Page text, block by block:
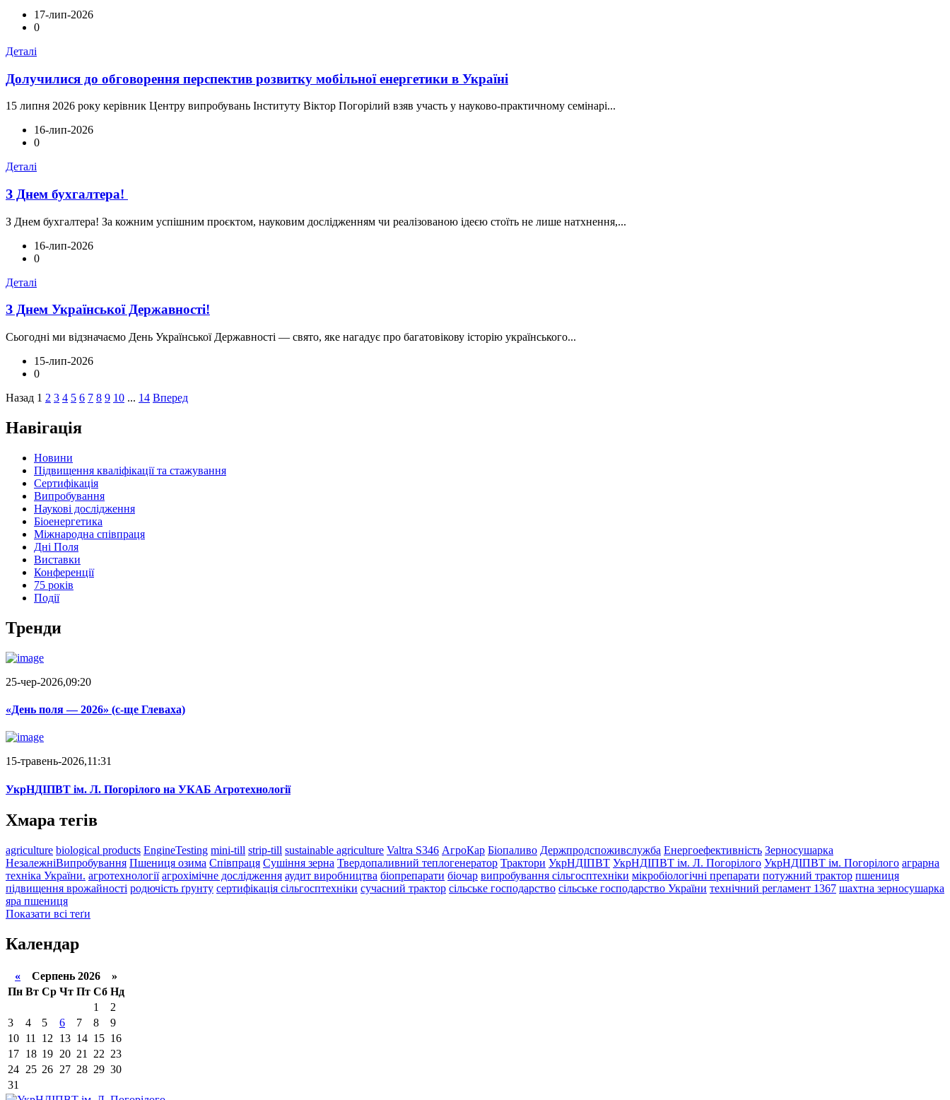
17-лип-2026
0
Деталі
Долучилися до обговорення перспектив розвитку мобільної енергетики в Україні
15 липня 2026 року керівник Центру випробувань Інституту Віктор Погорілий взяв участь у науково-практичному семінарі...
16-лип-2026
0
Деталі
З Днем бухгалтера!
З Днем бухгалтера! За кожним успішним проєктом, науковим дослідженням чи реалізованою ідеєю стоїть не лише натхнення,...
16-лип-2026
0
Деталі
З Днем Української Державності!
Сьогодні ми відзначаємо День Української Державності — свято, яке нагадує про багатовікову історію українського...
15-лип-2026
0
Назад 1 2 3 4 5 6 7 8 9 10 ... 14 Вперед
Навігація
Новини
Підвищення кваліфікації та стажування
Сертифікація
Випробування
Наукові дослідження
Біоенергетика
Міжнародна співпраця
Дні Поля
Виставки
Конференції
75 років
Події
Тренди
25-чер-2026,09:20
«День поля — 2026» (c-ще Глеваха)
15-травень-2026,11:31
УкрНДІПВТ ім. Л. Погорілого на УКАБ Агротехнології
Хмара тегів
agriculture biological products EngineTesting mini-till strip-till sustainable agriculture Valtra S346 АгроКар Біопаливо Держпродспоживслужба Енергоефективність Зерносушарка
НезалежніВипробування Пшениця озима Співпраця Сушіння зерна Твердопаливний теплогенератор Трактори УкрНДІПВТ УкрНДІПВТ ім. Л. Погорілого УкрНДІПВТ ім. Погорілого аграрна
техніка України. агротехнології агрохімічне дослідження аудит виробництва біопрепарати біочар випробування сільгосптехніки мікробіологічні препарати потужний трактор пшениця
підвищення врожайності родючість ґрунту сертифікація сільгосптехніки сучасний трактор сільське господарство сільське господарство України технічний регламент 1367 шахтна зерносушарка
яра пшениця
Показати всі теґи
Календар
« Серпень 2026 »
Пн Вт Ср Чт Пт Сб Нд
1
2
3
4 5 6 7 8
9
10 11 12 13 14 15 16
17 18 19 20 21 22 23
24 25 26 27 28 29 30
31